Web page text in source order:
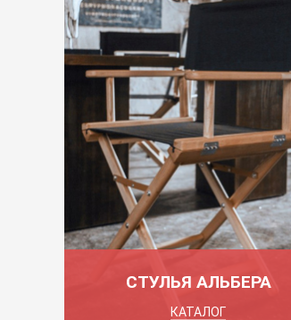
СТУЛЬЯ АЛЬБЕРА
КАТАЛОГ